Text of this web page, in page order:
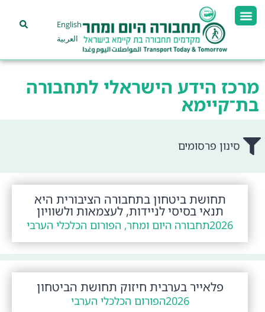
English
العربية
מרכז הידע הישראלי לתחבורה
בת־קיימא
סינון פרסומים
תחושת ביטחון בתחבורה הציבורית היא
תנאי בסיסי לניידות, לעצמאות ולשוויון
2026תחבורה היום ומחר, הפורום הכלכלי הערבי
פלאייר בערבית חיזוק תחושת הביטחון
2026הפורום הכלכלי הערבי